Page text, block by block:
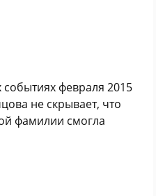
февраля 2015
не скрывает, что
фамилии смогла